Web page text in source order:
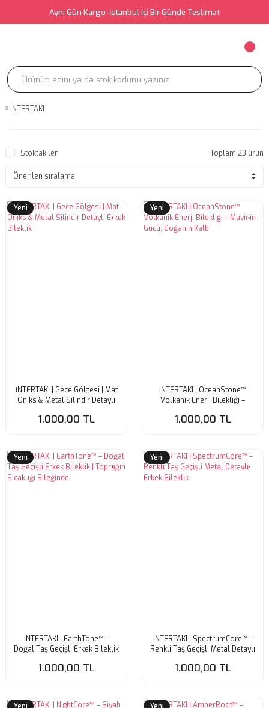
Aynı Gün Kargo-İstanbul içi Bir Günde Teslimat
İNTERTAKI
Stoktakiler Toplam 23 ürün
Yeni
İNTERTAKI | Gece Gölgesi | Mat
Oniks & Metal Silindir Detaylı
1.000,00 TL
Yeni
İNTERTAKI | OceanStone™
Volkanik Enerji Bilekliği –
1.000,00 TL
Yeni
İNTERTAKI | EarthTone™ –
Doğal Taş Geçişli Erkek Bileklik
1.000,00 TL
Yeni
İNTERTAKI | SpectrumCore™ –
Renkli Taş Geçişli Metal Detaylı
1.000,00 TL